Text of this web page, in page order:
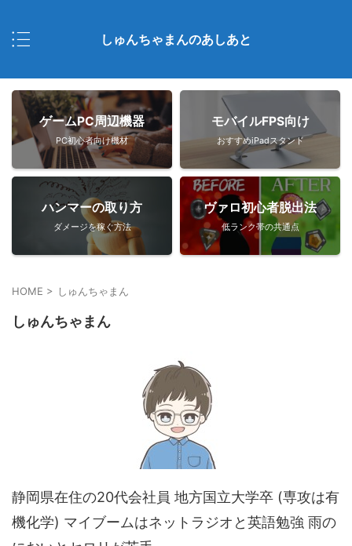
しゅんちゃまんのあしあと
ゲームPC周辺機器
PC初心者向け機材
モバイルFPS向け
おすすめiPadスタンド
ハンマーの取り方
ダメージを稼ぐ方法
ヴァロ初心者脱出法
低ランク帯の共通点
HOME > しゅんちゃまん
しゅんちゃまん
静岡県在住の20代会社員 地方国立大学卒 (専攻は有
機化学) マイブームはネットラジオと英語勉強 雨の